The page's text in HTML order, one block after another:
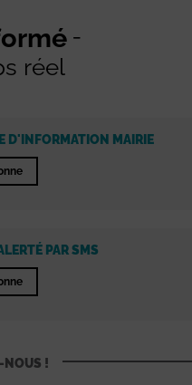
réel
D'INFORMATION MAIRIE
PAR SMS
NOUS !